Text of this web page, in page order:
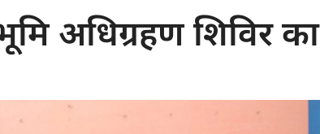
अधिग्रहण शिविर का